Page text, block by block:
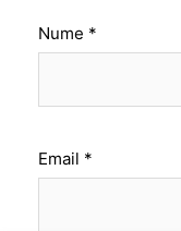
Nume *
Email *